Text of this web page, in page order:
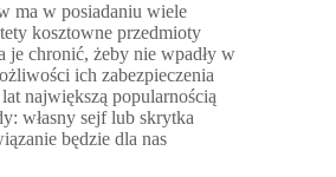
ma w posiadaniu wiele
kosztowne przedmioty
je chronić, żeby nie wpadły w
ich zabezpieczenia
największą popularnością
własny sejf lub skrytka
będzie dla nas